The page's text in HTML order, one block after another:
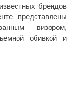
брендов
представлены
визором,
обивкой и